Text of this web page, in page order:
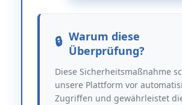
Warum diese
Überprüfung?
Diese Sicherheitsmaßnahme
unsere Plattform vor
Zugriffen und gewährleistet